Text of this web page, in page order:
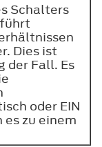
Schalters
Dies ist
der Fall. Es
oder EIN
zu einem